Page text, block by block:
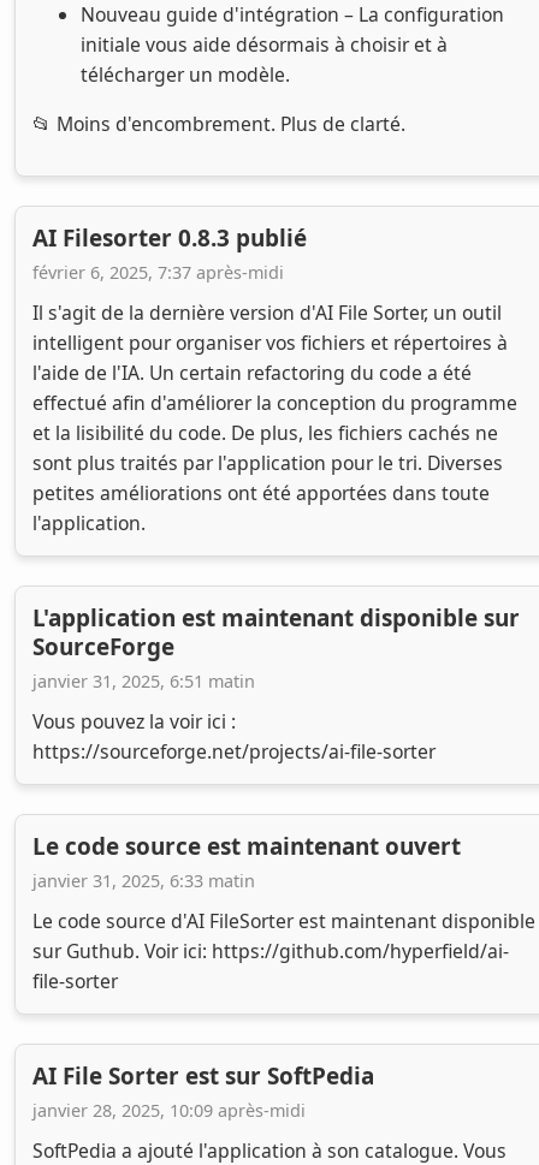
Nouveau guide d'intégration – La configuration
initiale vous aide désormais à choisir et à
télécharger un modèle.
📂 Moins d'encombrement. Plus de clarté.
AI Filesorter 0.8.3 publié
février 6, 2025, 7:37 après-midi
Il s'agit de la dernière version d'AI File Sorter, un outil
intelligent pour organiser vos fichiers et répertoires à
l'aide de l'IA. Un certain refactoring du code a été
effectué afin d'améliorer la conception du programme
et la lisibilité du code. De plus, les fichiers cachés ne
sont plus traités par l'application pour le tri. Diverses
petites améliorations ont été apportées dans toute
l'application.
L'application est maintenant disponible sur
SourceForge
janvier 31, 2025, 6:51 matin
Vous pouvez la voir ici :
https://sourceforge.net/projects/ai-file-sorter
Le code source est maintenant ouvert
janvier 31, 2025, 6:33 matin
Le code source d'AI FileSorter est maintenant disponible
sur Guthub. Voir ici: https://github.com/hyperfield/ai-
file-sorter
AI File Sorter est sur SoftPedia
janvier 28, 2025, 10:09 après-midi
SoftPedia a ajouté l'application à son catalogue. Vous